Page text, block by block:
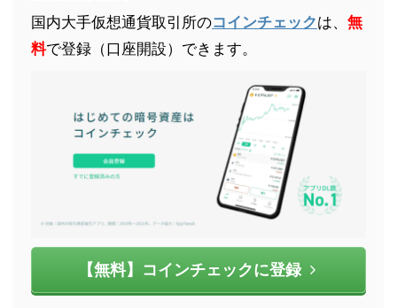
国内大手仮想通貨取引所のコインチェックは、 無
料で登録（口座開設）できます。
【無料】コインチェックに登録